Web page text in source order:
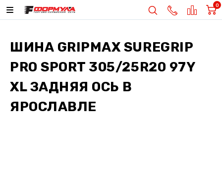
0
ШИНА GRIPMAX SUREGRIP
PRO SPORT 305/25R20 97Y
XL ЗАДНЯЯ ОСЬ В
ЯРОСЛАВЛЕ